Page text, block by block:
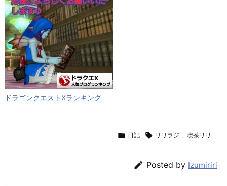
ドラゴンクエストXランキング
 日記  リリラジ , 喫茶リリ
 Posted by Izumiriri